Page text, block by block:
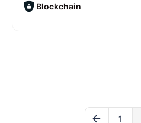
Blockchain
1